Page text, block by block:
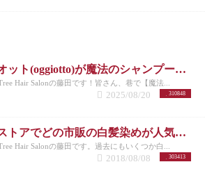
オッジィオット(oggiotto)が魔法のシャンプーと呼ばれる理由！取扱店だからこそ分かる髪質改善力
Hair Salonの藤田です！皆さん、巷で【魔法...
310848
2025/08/20
ドラックストアでどの市販の白髪染めが人気なのか美容師がリサーチしてランキングにした。
Hair Salonの藤田です。過去にもいくつか白...
303413
2018/08/08